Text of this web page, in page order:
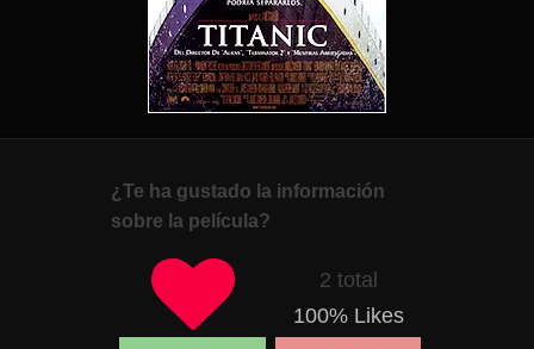
¿Te ha gustado la información
sobre la película?
2 total
100% Likes